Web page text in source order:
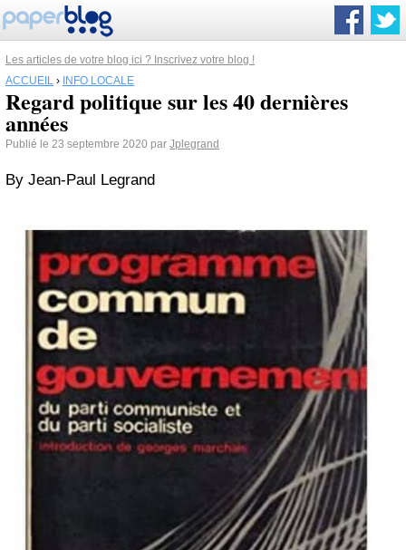
Les articles de votre blog ici ? Inscrivez votre blog !
ACCUEIL › INFO LOCALE
Regard politique sur les 40 dernières
années
Publié le 23 septembre 2020 par Jplegrand
By Jean-Paul Legrand